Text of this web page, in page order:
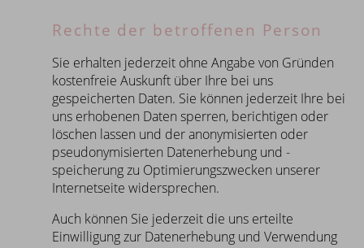
Rechte der betroffenen Person
Sie erhalten jederzeit ohne Angabe von Gründen
kostenfreie Auskunft über Ihre bei uns
gespeicherten Daten. Sie können jederzeit Ihre bei
uns erhobenen Daten sperren, berichtigen oder
löschen lassen und der anonymisierten oder
pseudonymisierten Datenerhebung und -
speicherung zu Optimierungszwecken unserer
Internetseite widersprechen.
Auch können Sie jederzeit die uns erteilte
Einwilligung zur Datenerhebung und Verwendung